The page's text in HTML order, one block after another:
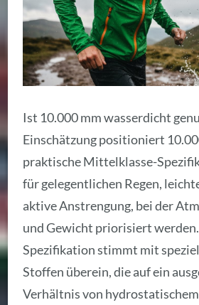
Ist 10.000 mm wasserdicht
Einschätzung positioniert
praktische Mittelklasse-
für gelegentlichen Regen,
aktive Anstrengung, bei der
und Gewicht priorisiert
Spezifikation stimmt mit
Stoffen überein, die auf ein
Verhältnis von